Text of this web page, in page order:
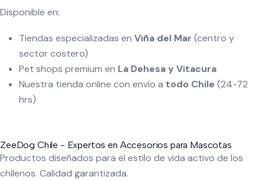
Disponible en:
Tiendas especializadas en Viña del Mar (centro y
sector costero)
Pet shops premium en La Dehesa y Vitacura
Nuestra tienda online con envío a todo Chile (24-72
hrs)
ZeeDog Chile - Expertos en Accesorios para Mascotas
Productos diseñados para el estilo de vida activo de los
chilenos. Calidad garantizada.